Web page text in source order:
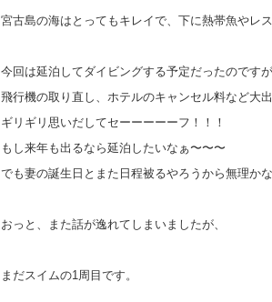
宮古島の海はとってもキレイで、下に熱帯魚やレ
今回は延泊してダイビングする予定だったのです
飛行機の取り直し、ホテルのキャンセル料など大出
ギリギリ思いだしてセーーーーーフ！！！
もし来年も出るなら延泊したいなぁ〜〜〜
でも妻の誕生日とまた日程被るやろうから無理かな
おっと、また話が逸れてしまいましたが、
まだスイムの1周目です。